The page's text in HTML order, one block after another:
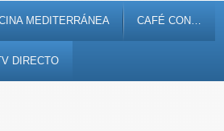
MEDITERRÁNEA CAFÉ CON…
DIRECTO